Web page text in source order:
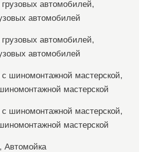
автомобилей,
автомобилей
автомобилей,
автомобилей
шиномонтажной мастерской,
мастерской
шиномонтажной мастерской,
мастерской
Автомойка